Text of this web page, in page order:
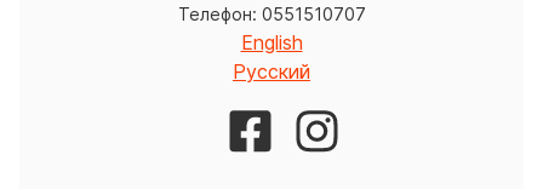
Телефон: 0551510707
English
Русский